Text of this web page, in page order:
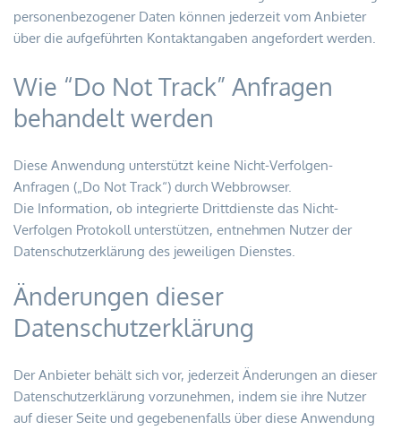
personenbezogener Daten können jederzeit vom Anbieter
über die aufgeführten Kontaktangaben angefordert werden.
Wie “Do Not Track” Anfragen
behandelt werden
Diese Anwendung unterstützt keine Nicht-Verfolgen-
Anfragen („Do Not Track“) durch Webbrowser.
Die Information, ob integrierte Drittdienste das Nicht-
Verfolgen Protokoll unterstützen, entnehmen Nutzer der
Datenschutzerklärung des jeweiligen Dienstes.
Änderungen dieser
Datenschutzerklärung
Der Anbieter behält sich vor, jederzeit Änderungen an dieser
Datenschutzerklärung vorzunehmen, indem sie ihre Nutzer
auf dieser Seite und gegebenenfalls über diese Anwendung